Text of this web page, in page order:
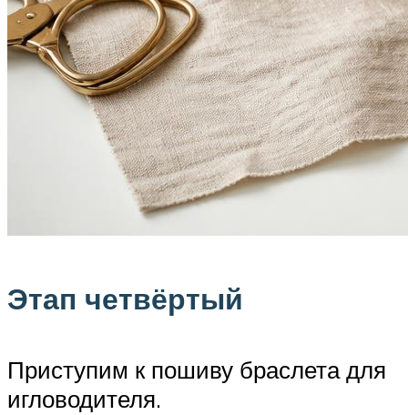
Этап четвёртый
Приступим к пошиву браслета для
игловодителя.